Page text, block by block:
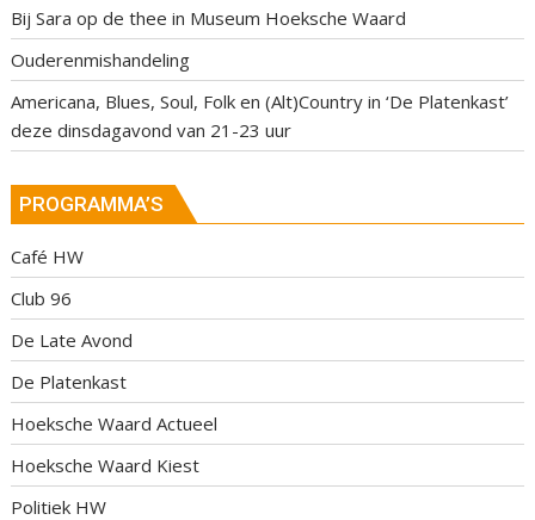
Bij Sara op de thee in Museum Hoeksche Waard
Ouderenmishandeling
Americana, Blues, Soul, Folk en (Alt)Country in ‘De Platenkast’
deze dinsdagavond van 21-23 uur
PROGRAMMA’S
Café HW
Club 96
De Late Avond
De Platenkast
Hoeksche Waard Actueel
Hoeksche Waard Kiest
Politiek HW